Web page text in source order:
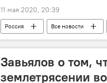
11 мая 2020, 20:39
Россия Все новости
Коронавирус: опасное заболевание
Завьялов о том,
землетрясении